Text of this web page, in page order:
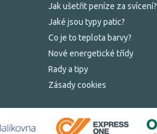
Jak ušetřit peníze za svícení?
Jaké jsou typy patic?
Co je to teplota barvy?
Nové energetické třídy
Rady a tipy
Zásady cookies